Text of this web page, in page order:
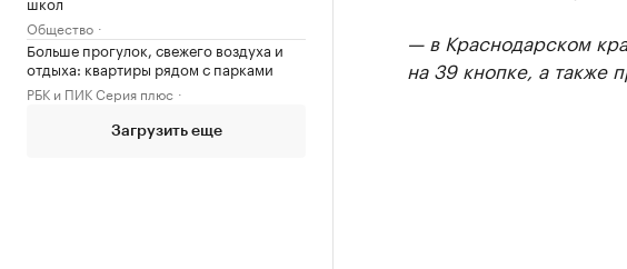
Общество
Больше прогулок, свежего воздуха и
отдыха: квартиры рядом с парками
РБК и ПИК Серия плюс
Загрузить еще
— в Краснодарском
на 39 кнопке, а также